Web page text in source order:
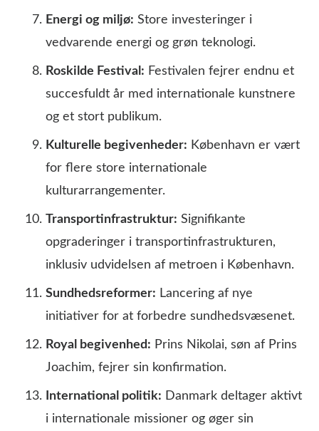
Energi og miljø: Store investeringer i
vedvarende energi og grøn teknologi.
Roskilde Festival: Festivalen fejrer endnu et
succesfuldt år med internationale kunstnere
og et stort publikum.
Kulturelle begivenheder: København er vært
for flere store internationale
kulturarrangementer.
Transportinfrastruktur: Signifikante
opgraderinger i transportinfrastrukturen,
inklusiv udvidelsen af metroen i København.
Sundhedsreformer: Lancering af nye
initiativer for at forbedre sundhedsvæsenet.
Royal begivenhed: Prins Nikolai, søn af Prins
Joachim, fejrer sin konfirmation.
International politik: Danmark deltager aktivt
i internationale missioner og øger sin